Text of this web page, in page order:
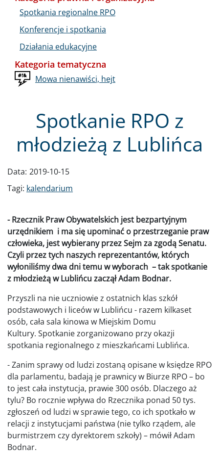
Spotkanie RPO z
młodzieżą z Lublińca
Data: 2019-10-15
Tagi: kalendarium
- Rzecznik Praw Obywatelskich jest bezpartyjnym
urzędnikiem i ma się upominać o przestrzeganie praw
człowieka, jest wybierany przez Sejm za zgodą Senatu.
Czyli przez tych naszych reprezentantów, których
wyłoniliśmy dwa dni temu w wyborach – tak spotkanie
z młodzieżą w Lublińcu zaczął Adam Bodnar.
Przyszli na nie uczniowie z ostatnich klas szkół
podstawowych i liceów w Lublińcu - razem kilkaset
osób, cała sala kinowa w Miejskim Domu
Kultury. Spotkanie zorganizowano przy okazji
spotkania regionalnego z mieszkańcami Lublińca.
- Zanim sprawy od ludzi zostaną opisane w księdze RPO
dla parlamentu, badają je prawnicy w Biurze RPO – bo
to jest cała instytucja, prawie 300 osób. Dlaczego aż
tylu? Bo rocznie wpływa do Rzecznika ponad 50 tys.
zgłoszeń od ludzi w sprawie tego, co ich spotkało w
relacji z instytucjami państwa (nie tylko rządem, ale
burmistrzem czy dyrektorem szkoły) – mówił Adam
Bodnar.
Spotkania regionalne RPO
Konferencje i spotkania
Działania edukacyjne
Kategoria tematyczna
Mowa nienawiści, hejt